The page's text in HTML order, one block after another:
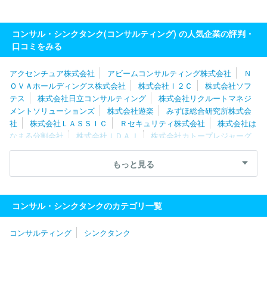
コンサル・シンクタンク(コンサルティング) の人気企業の評判・
口コミをみる
アクセンチュア株式会社 アビームコンサルティング株式会社
Ｎ
ＯＶＡホールディングス株式会社
株式会社Ｉ２Ｃ
株式会社ソフ
テス
株式会社日立コンサルティング
株式会社リクルートマネジ
メントソリューションズ
株式会社遊楽
みずほ総合研究所株式会
社
株式会社ＬＡＳＳＩＣ Ｒセキュリティ株式会社
株式会社は
なまる分割会社
株式会社ＩＤＡＪ
株式会社カトープレジャーグ
ループ
ＲＥＸＴ Ｈｏｌｄｉｎｇｓ株式会社
株式会社日本能率
フロンティア・マネジメント株式会社
山
田コンサルティンググループ株式会社
会
株式会社シップ ＭＥＴＡＴＥＡＭ株式会社
株式会社ブラヴ
ィッシモ
株式会社船井総研サプライチェーンコンサルティング
ング株式会社
ｊ．ｕｎｉｏｎ株式会社
もっと見る
コンサル・シンクタンクのカテゴリ一覧
コンサルティング シンクタンク